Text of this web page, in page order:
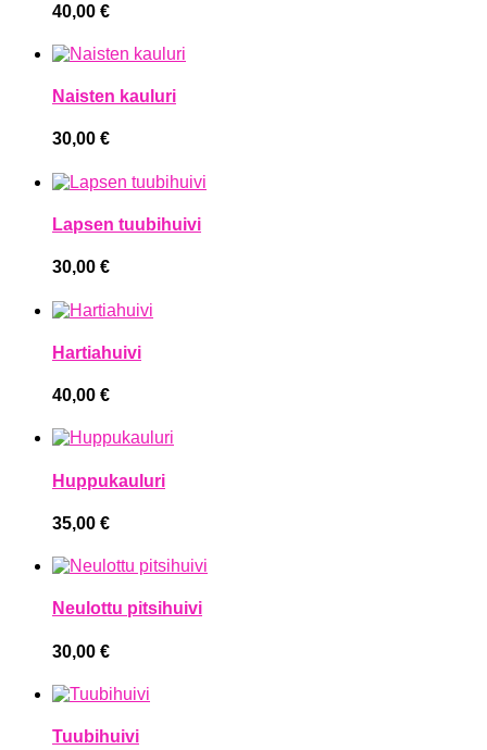
40,00 €
Naisten kauluri
30,00 €
Lapsen tuubihuivi
30,00 €
Hartiahuivi
40,00 €
Huppukauluri
35,00 €
Neulottu pitsihuivi
30,00 €
Tuubihuivi